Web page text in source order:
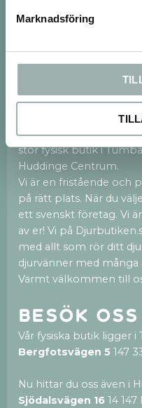
Marknadsföring
Dina personuppgifter
Vi finns både på
stor fysisk butik i
Huddinge Centrum.
Vi är en fristående och
på rätt plats. När du
ett svenskt företag. Vi
av er! Vi på
med allt som rör ditt
djurvänner med många
Varmt välkommen till
Besök oss
Vår fysiska butik ligger i
Bergfotsvägen 5 147
Nu hittar du oss även i
Sjödalsvägen 16 14